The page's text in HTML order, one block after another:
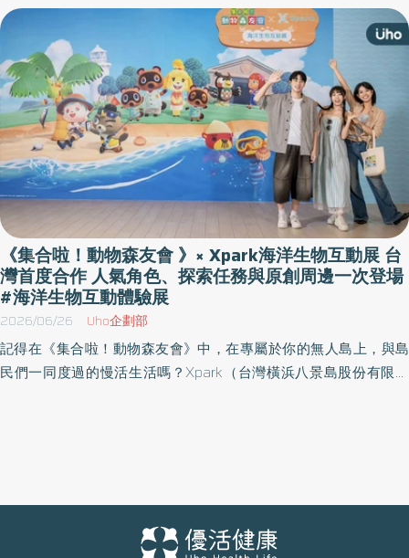
《集合啦！動物森友會 》× Xpark海洋生物互動展 台
灣首度合作 人氣角色、探索任務與原創周邊一次登場
#海洋生物互動體驗展
2026/06/26 Uho企劃部
記得在《集合啦！動物森友會》中，在專屬於你的無人島上，與島
民們一同度過的慢活生活嗎？Xpark（台灣橫浜八景島股份有限公
各展示水槽旁除了設置活動專屬解說看板外， 在水槽上，還可以看